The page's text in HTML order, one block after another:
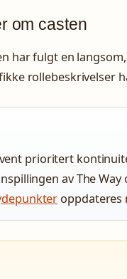
om casten
har fulgt en
rollebeskrivelser
prioritert
av The
oppdateres